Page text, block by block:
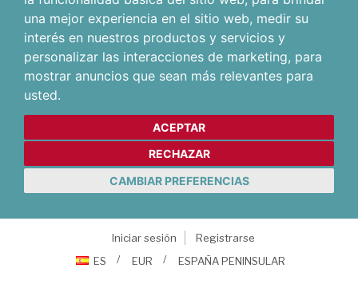
una mejor experiencia en el sitio web, medir su
interés en nuestros productos y servicios y
personalizar las interacciones de marketing, para
mostrar anuncios que sean más relevantes para
usted.
ACEPTAR
RECHAZAR
CAMBIAR PREFERENCIAS
Iniciar sesión
Registrarse
ES
EUR ESPAÑA PENINSULAR